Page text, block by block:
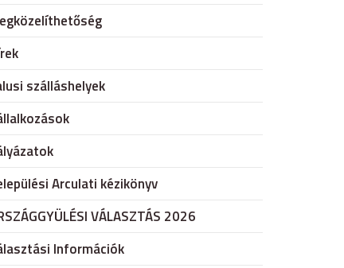
szálláshelyek
Arculati kézikönyv
VÁLASZTÁS 2026
Információk